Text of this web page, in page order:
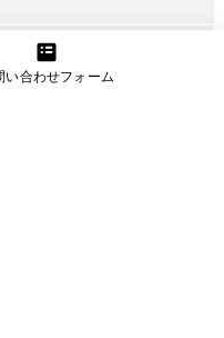
コンサルティング
い合わせフォーム